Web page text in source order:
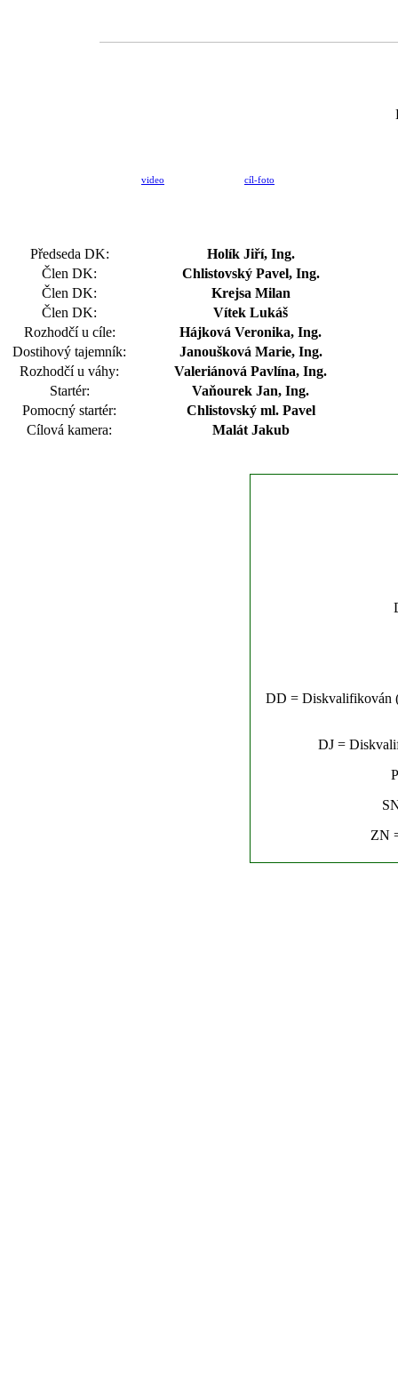
video cíl-foto
Předseda DK:
Holík Jiří, Ing.
Člen DK:
Chlistovský Pavel, Ing.
Člen DK:
Krejsa Milan
Člen DK:
Vítek Lukáš
Rozhodčí u cíle:
Hájková Veronika, Ing.
Dostihový tajemník:
Janoušková Marie, Ing.
Rozhodčí u váhy:
Valeriánová Pavlína, Ing.
Startér:
Vaňourek Jan, Ing.
Pomocný startér:
Chlistovský ml. Pavel
Cílová kamera:
Malát Jakub
DD = Diskvalifikován
DJ =
ZN